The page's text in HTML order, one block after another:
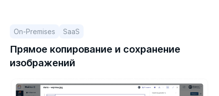
On-Premises SaaS
Прямое копирование и сохранение
изображений